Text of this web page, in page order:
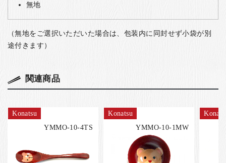
無地
（無地をご選択いただいた場合は、包装内に同封せず小袋が別
途付きます）
関連商品
Konatsu
YMMO-10-4TS
Konatsu
YMMO-10-1MW